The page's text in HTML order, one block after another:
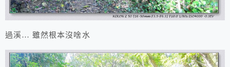
過溪… 雖然根本沒啥水